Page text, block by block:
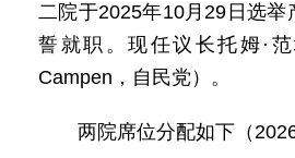
二院于2025年10月29日选举
誓就职。现任议长托姆·
Campen，自民党）。
两院席位分配如下（